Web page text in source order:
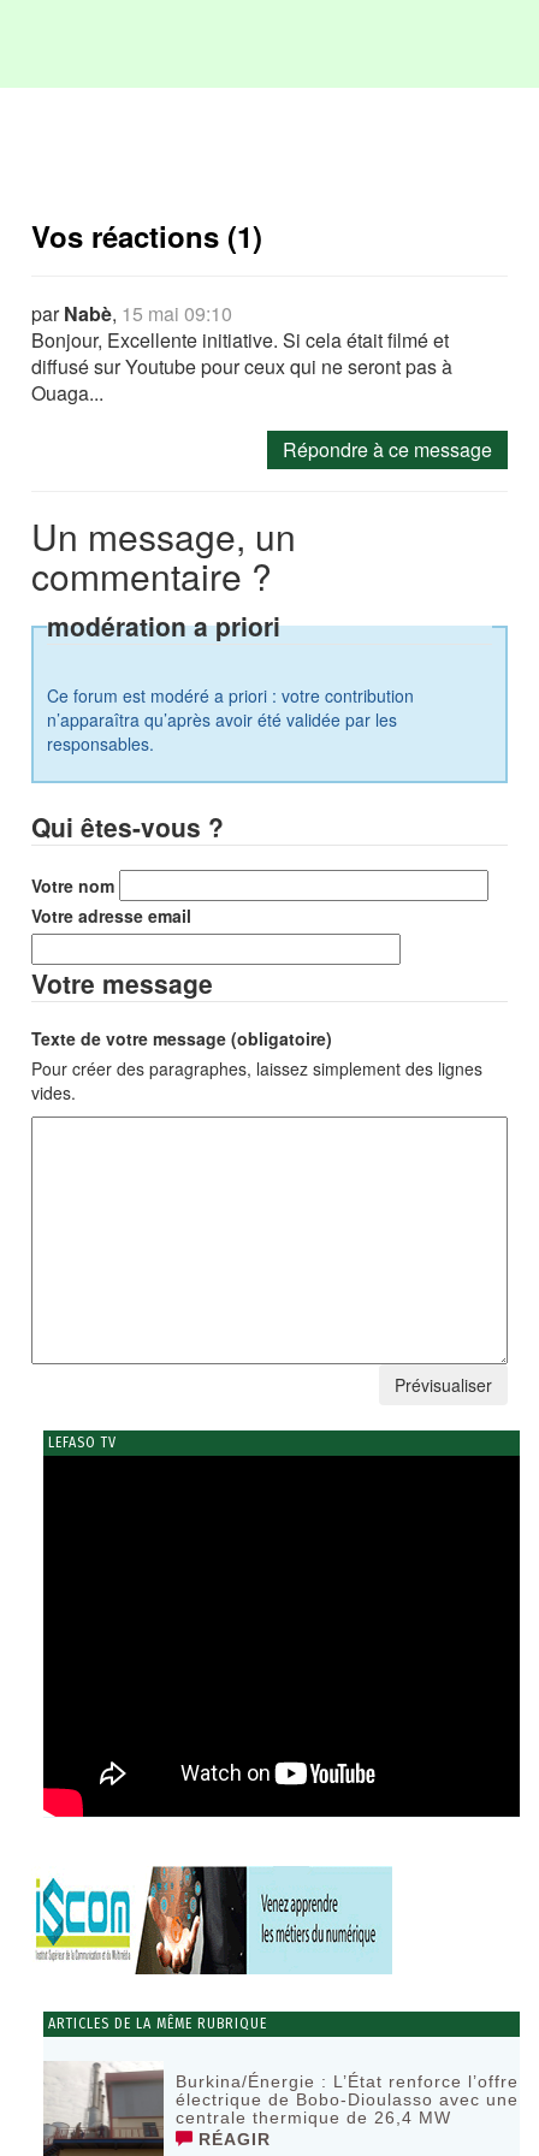
Vos réactions (1)
parNabè, 15 mai 09:10
Bonjour, Excellente initiative. Si cela était filmé et
diffusé sur Youtube pour ceux qui ne seront pas à
Ouaga...
Répondre à ce message
Un message, un
commentaire ?
modération a priori
Ce forum est modéré a priori : votre contribution
n’apparaîtra qu’après avoir été validée par les
responsables.
Qui êtes-vous ?
Votre nom
Votre adresse email
Votre message
Texte de votre message (obligatoire)
Pour créer des paragraphes, laissez simplement des lignes
vides.
LEFASO TV
ARTICLES DE LA MÊME RUBRIQUE
Burkina/Énergie : L’État renforce l’offre
électrique de Bobo-Dioulasso avec une
centrale thermique de 26,4 MW
RÉAGIR